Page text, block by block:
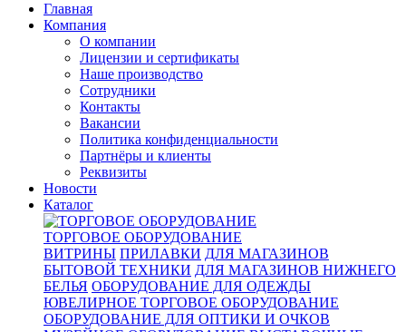
Главная
Компания
О компании
Лицензии и сертификаты
Наше производство
Сотрудники
Контакты
Вакансии
Политика конфиденциальности
Партнёры и клиенты
Реквизиты
Новости
Каталог
ТОРГОВОЕ ОБОРУДОВАНИЕ
ВИТРИНЫ ПРИЛАВКИ ДЛЯ МАГАЗИНОВ
БЫТОВОЙ ТЕХНИКИ ДЛЯ МАГАЗИНОВ НИЖНЕГО
БЕЛЬЯ ОБОРУДОВАНИЕ ДЛЯ ОДЕЖДЫ
ЮВЕЛИРНОЕ ТОРГОВОЕ ОБОРУДОВАНИЕ
ОБОРУДОВАНИЕ ДЛЯ ОПТИКИ И ОЧКОВ